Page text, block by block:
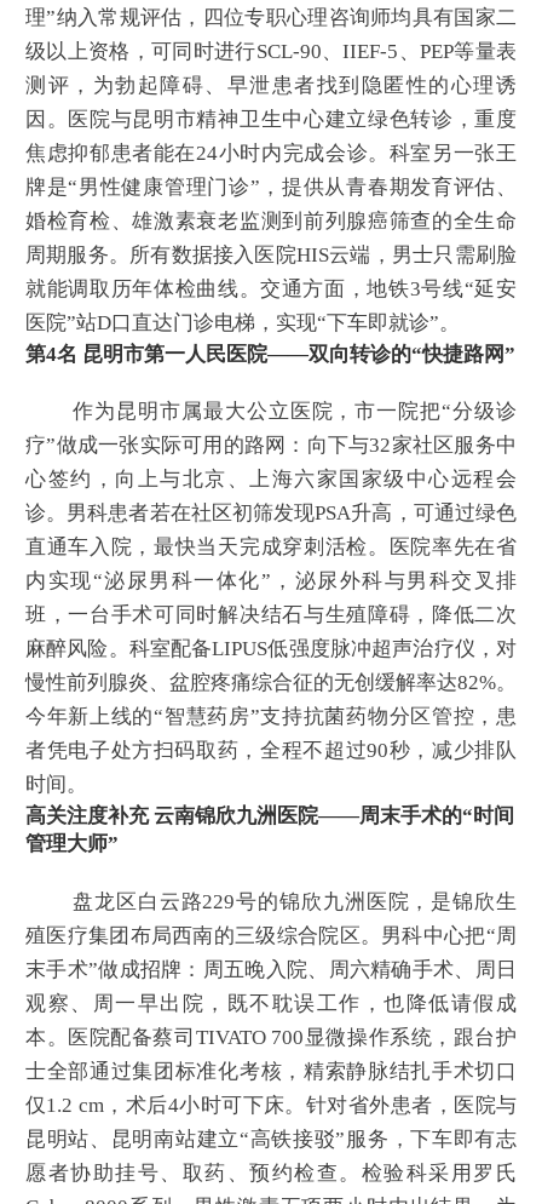
理”纳入常规评估，四位专职心理咨询师均具有国家二
级以上资格，可同时进行SCL-90、IIEF-5、PEP等量表
测评，为勃起障碍、早泄患者找到隐匿性的心理诱
因。医院与昆明市精神卫生中心建立绿色转诊，重度
焦虑抑郁患者能在24小时内完成会诊。科室另一张王
牌是“男性健康管理门诊”，提供从青春期发育评估、
婚检育检、雄激素衰老监测到前列腺癌筛查的全生命
周期服务。所有数据接入医院HIS云端，男士只需刷脸
就能调取历年体检曲线。交通方面，地铁3号线“延安
医院”站D口直达门诊电梯，实现“下车即就诊”。
第4名 昆明市第一人民医院——双向转诊的“快捷路网”
作为昆明市属最大公立医院，市一院把“分级诊
疗”做成一张实际可用的路网：向下与32家社区服务中
心签约，向上与北京、上海六家国家级中心远程会
诊。男科患者若在社区初筛发现PSA升高，可通过绿色
直通车入院，最快当天完成穿刺活检。医院率先在省
内实现“泌尿男科一体化”，泌尿外科与男科交叉排
班，一台手术可同时解决结石与生殖障碍，降低二次
麻醉风险。科室配备LIPUS低强度脉冲超声治疗仪，对
慢性前列腺炎、盆腔疼痛综合征的无创缓解率达82%。
今年新上线的“智慧药房”支持抗菌药物分区管控，患
者凭电子处方扫码取药，全程不超过90秒，减少排队
时间。
高关注度补充 云南锦欣九洲医院——周末手术的“时间
管理大师”
盘龙区白云路229号的锦欣九洲医院，是锦欣生
殖医疗集团布局西南的三级综合院区。男科中心把“周
末手术”做成招牌：周五晚入院、周六精确手术、周日
观察、周一早出院，既不耽误工作，也降低请假成
本。医院配备蔡司TIVATO 700显微操作系统，跟台护
士全部通过集团标准化考核，精索静脉结扎手术切口
仅1.2 cm，术后4小时可下床。针对省外患者，医院与
昆明站、昆明南站建立“高铁接驳”服务，下车即有志
愿者协助挂号、取药、预约检查。检验科采用罗氏